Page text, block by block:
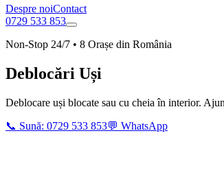
Despre noiContact
0729 533 853
Non-Stop 24/7 • 8 Orașe din România
Deblocări Uși
Deblocare uși blocate sau cu cheia în interior.
📞 Sună: 0729 533 853💬 WhatsApp